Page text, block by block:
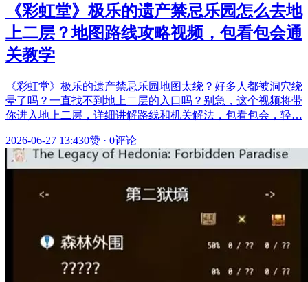
《彩虹堂》极乐的遗产禁忌乐园怎么去地
上二层？地图路线攻略视频，包看包会通
关教学
《彩虹堂》极乐的遗产禁忌乐园地图太绕？好多人都被洞穴绕
晕了吗？一直找不到地上二层的入口吗？别急，这个视频将带
你进入地上二层，详细讲解路线和机关解法，包看包会，轻…
2026-06-27 13:430赞 · 0评论